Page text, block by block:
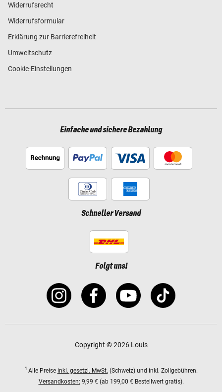
Widerrufsrecht
Widerrufsformular
Erklärung zur Barrierefreiheit
Umweltschutz
Cookie-Einstellungen
Einfache und sichere Bezahlung
Schneller Versand
Folgt uns!
Copyright © 2026 Louis
1 Alle Preise inkl. gesetzl. MwSt. (Schweiz) und inkl. Zollgebühren.
Versandkosten: 9,99 € (ab 199,00 € Bestellwert gratis).